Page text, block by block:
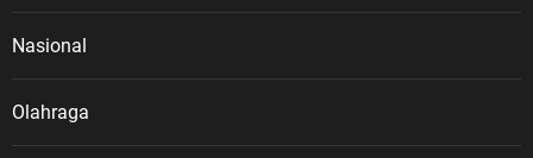
Nasional
Olahraga